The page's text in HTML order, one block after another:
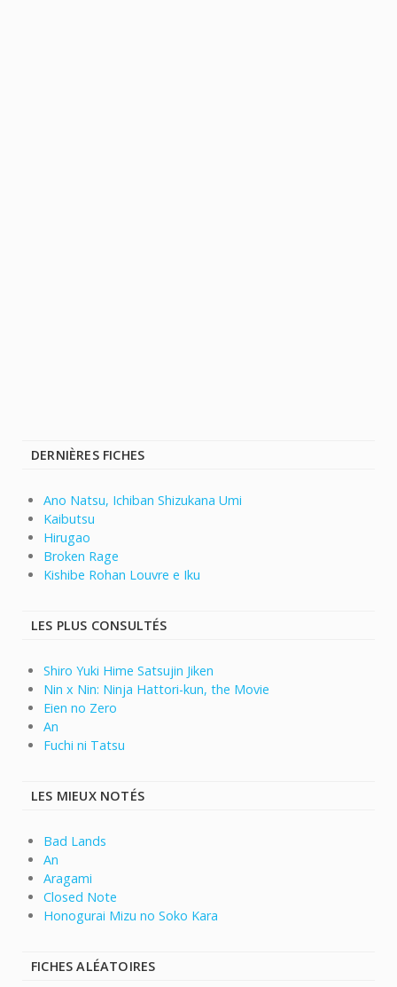
DERNIÈRES FICHES
Ano Natsu, Ichiban Shizukana Umi
Kaibutsu
Hirugao
Broken Rage
Kishibe Rohan Louvre e Iku
LES PLUS CONSULTÉS
Shiro Yuki Hime Satsujin Jiken
Nin x Nin: Ninja Hattori-kun, the Movie
Eien no Zero
An
Fuchi ni Tatsu
LES MIEUX NOTÉS
Bad Lands
An
Aragami
Closed Note
Honogurai Mizu no Soko Kara
FICHES ALÉATOIRES